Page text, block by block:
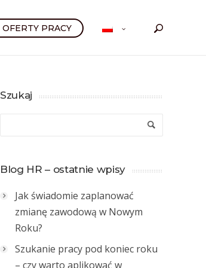
OFERTY PRACY
Szukaj
Blog HR – ostatnie wpisy
Jak świadomie zaplanować
zmianę zawodową w Nowym
Roku?
Szukanie pracy pod koniec roku
– czy warto aplikować w